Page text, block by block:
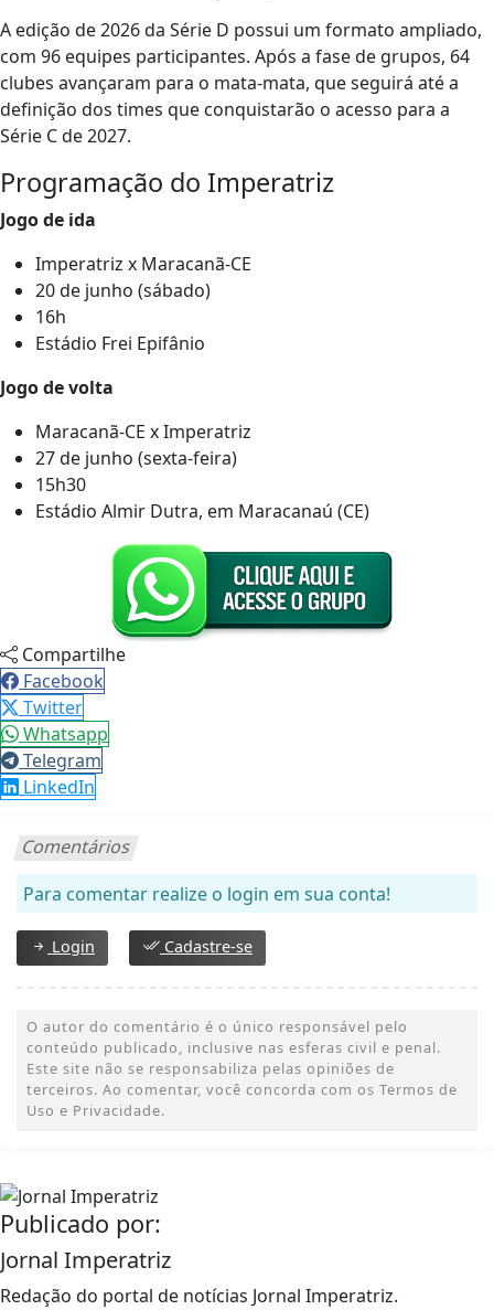
A edição de 2026 da Série D possui um formato ampliado,
com 96 equipes participantes. Após a fase de grupos, 64
clubes avançaram para o mata-mata, que seguirá até a
definição dos times que conquistarão o acesso para a
Série C de 2027.
Programação do Imperatriz
Jogo de ida
Imperatriz x Maracanã-CE
20 de junho (sábado)
16h
Estádio Frei Epifânio
Jogo de volta
Maracanã-CE x Imperatriz
27 de junho (sexta-feira)
15h30
Estádio Almir Dutra, em Maracanaú (CE)
Compartilhe
Facebook
Twitter
Whatsapp
Telegram
LinkedIn
Comentários
Para comentar realize o login em sua conta!
Login Cadastre-se
O autor do comentário é o único responsável pelo
conteúdo publicado, inclusive nas esferas civil e penal.
Este site não se responsabiliza pelas opiniões de
terceiros. Ao comentar, você concorda com os Termos de
Uso e Privacidade.
Publicado por:
Jornal Imperatriz
Redação do portal de notícias Jornal Imperatriz.